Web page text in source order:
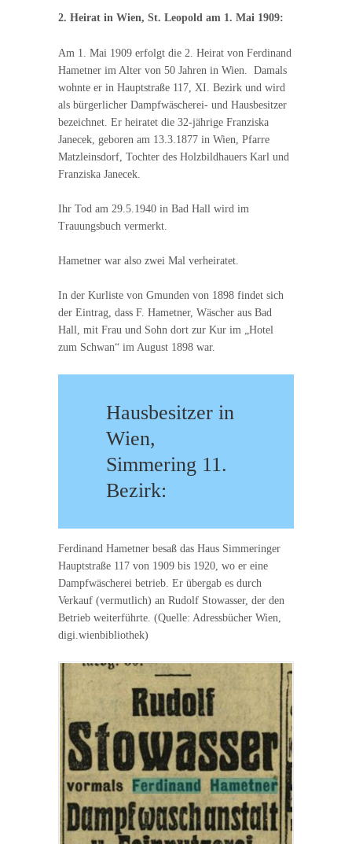
2. Heirat in Wien, St. Leopold am 1. Mai 1909:
Am 1. Mai 1909 erfolgt die 2. Heirat von Ferdinand
Hametner im Alter von 50 Jahren in Wien. Damals
wohnte er in Hauptstraße 117, XI. Bezirk und wird
als bürgerlicher Dampfwäscherei- und Hausbesitzer
bezeichnet. Er heiratet die 32-jährige Franziska
Janecek, geboren am 13.3.1877 in Wien, Pfarre
Matzleinsdorf, Tochter des Holzbildhauers Karl und
Franziska Janecek.
Ihr Tod am 29.5.1940 in Bad Hall wird im
Trauungsbuch vermerkt.
Hametner war also zwei Mal verheiratet.
In der Kurliste von Gmunden von 1898 findet sich
der Eintrag, dass F. Hametner, Wäscher aus Bad
Hall, mit Frau und Sohn dort zur Kur im „Hotel
zum Schwan“ im August 1898 war.
Hausbesitzer in
Wien,
Simmering 11.
Bezirk:
Ferdinand Hametner besaß das Haus Simmeringer
Hauptstraße 117 von 1909 bis 1920, wo er eine
Dampfwäscherei betrieb. Er übergab es durch
Verkauf (vermutlich) an Rudolf Stowasser, der den
Betrieb weiterführte. (Quelle: Adressbücher Wien,
digi.wienbibliothek)